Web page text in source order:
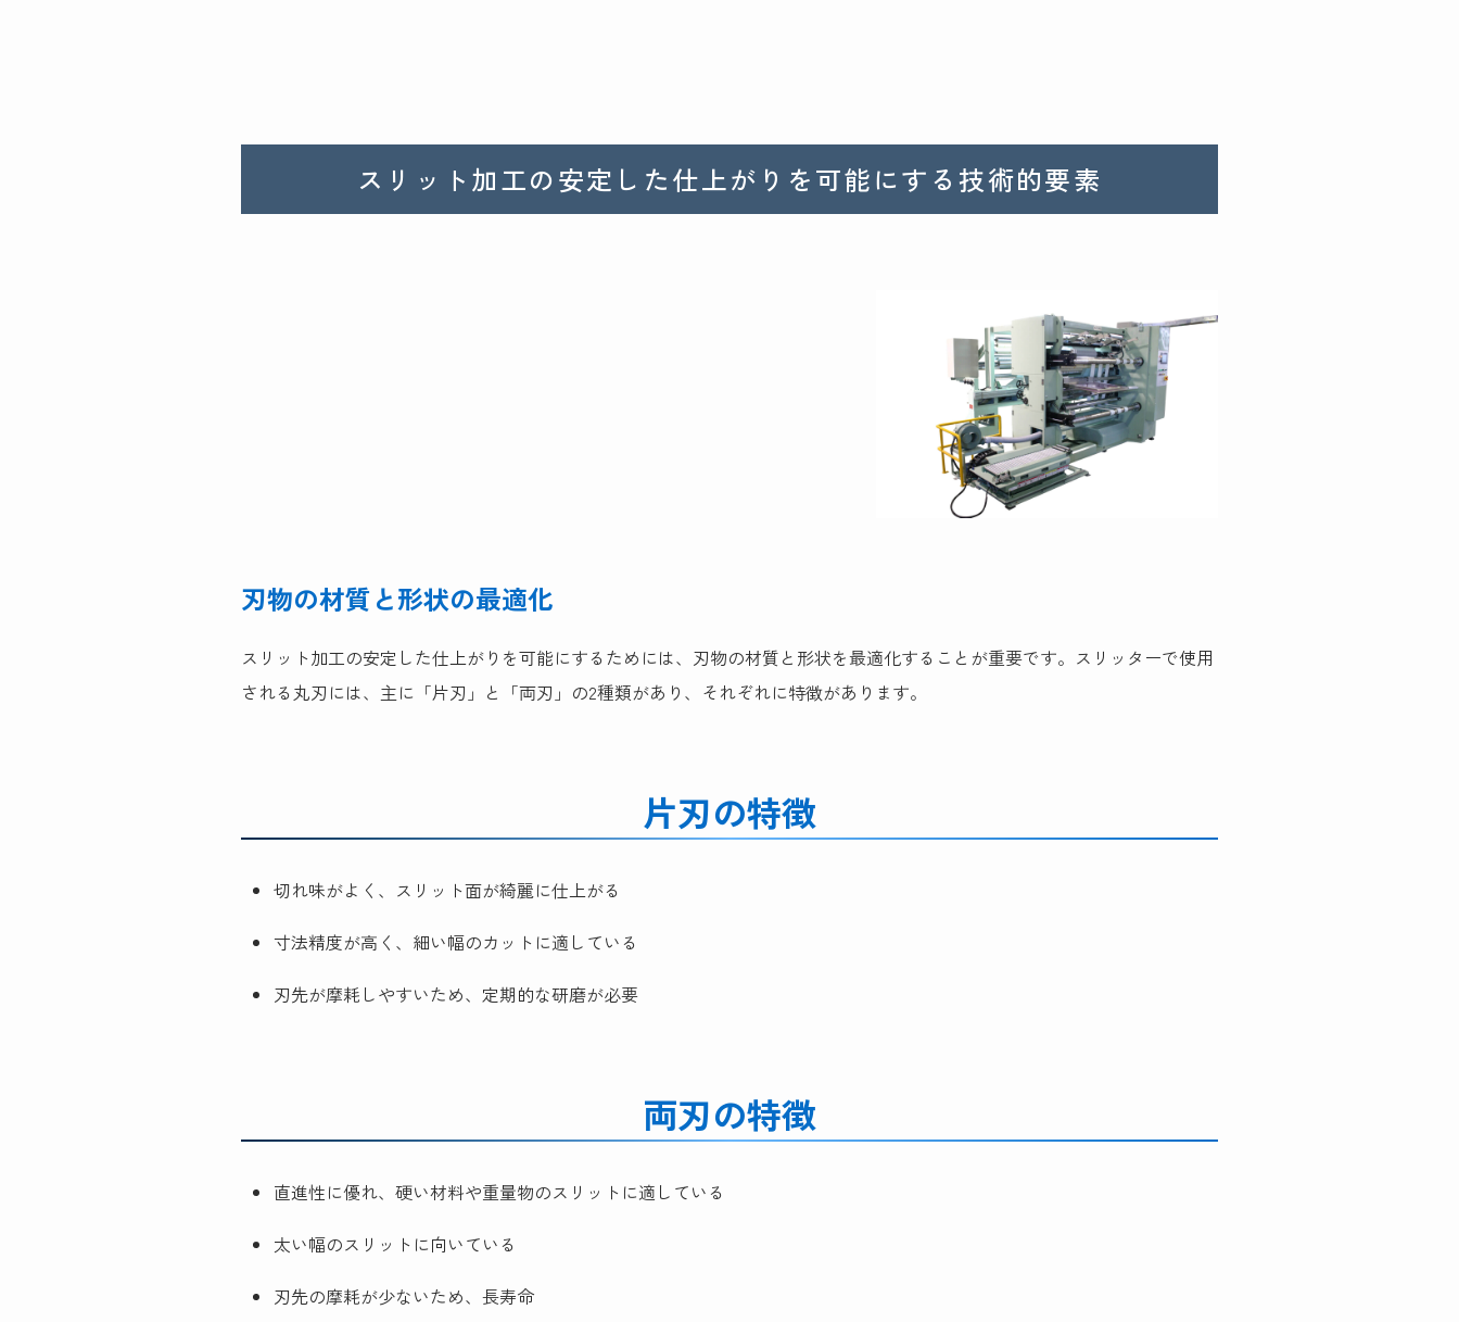
スリット加工の安定した仕上がりを可能にする技術的要素
刃物の材質と形状の最適化
スリット加工の安定した仕上がりを可能にするためには、刃物の材質と形状を最適化することが重要です。スリッターで使用
される丸刃には、主に「片刃」と「両刃」の2種類があり、それぞれに特徴があります。
片刃の特徴
切れ味がよく、スリット面が綺麗に仕上がる
寸法精度が高く、細い幅のカットに適している
刃先が摩耗しやすいため、定期的な研磨が必要
両刃の特徴
直進性に優れ、硬い材料や重量物のスリットに適している
太い幅のスリットに向いている
刃先の摩耗が少ないため、長寿命